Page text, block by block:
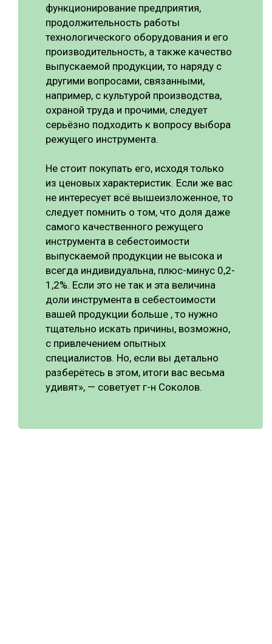
функционирование предприятия,
продолжительность работы
технологического оборудования и его
производительность, а также качество
выпускаемой продукции, то наряду с
другими вопросами, связанными,
например, с культурой производства,
охраной труда и прочими, следует
серьёзно подходить к вопросу выбора
режущего инструмента.
Не стоит покупать его, исходя только
из ценовых характеристик. Если же вас
не интересует всё вышеизложенное, то
следует помнить о том, что доля даже
самого качественного режущего
инструмента в себестоимости
выпускаемой продукции не высока и
всегда индивидуальна, плюс-минус 0,2-
1,2%. Если это не так и эта величина
доли инструмента в себестоимости
вашей продукции больше , то нужно
тщательно искать причины, возможно,
с привлечением опытных
специалистов. Но, если вы детально
разберётесь в этом, итоги вас весьма
удивят», — советует г-н Соколов.